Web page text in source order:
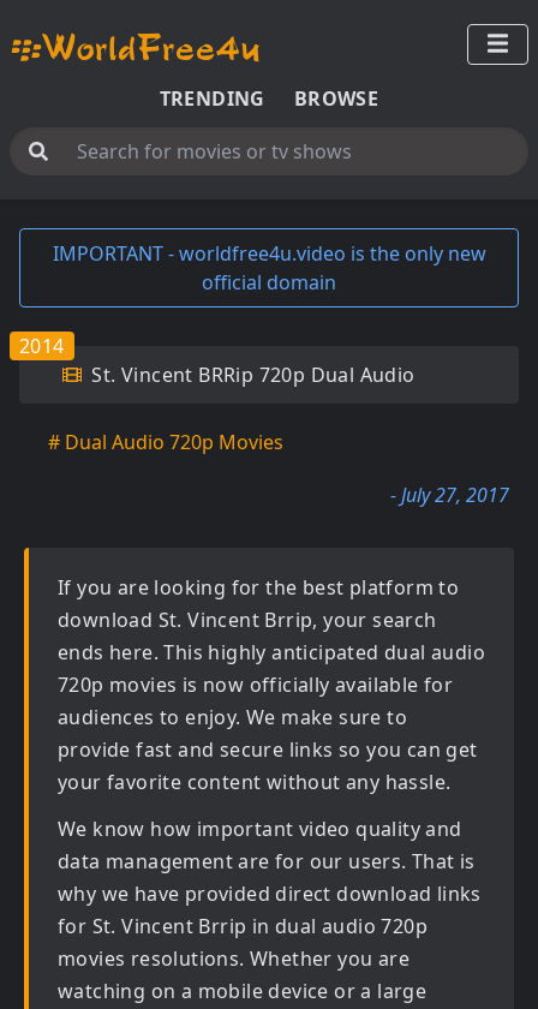
TRENDING BROWSE
IMPORTANT - worldfree4u.video is the only new
official domain
St. Vincent BRRip 720p Dual Audio
2014
# Dual Audio 720p Movies
- July 27, 2017
If you are looking for the best platform to
download St. Vincent Brrip, your search
ends here. This highly anticipated dual audio
720p movies is now officially available for
audiences to enjoy. We make sure to
provide fast and secure links so you can get
your favorite content without any hassle.
We know how important video quality and
data management are for our users. That is
why we have provided direct download links
for St. Vincent Brrip in dual audio 720p
movies resolutions. Whether you are
watching on a mobile device or a large